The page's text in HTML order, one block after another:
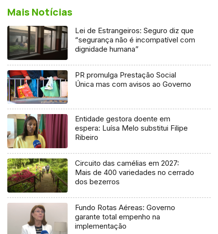
Mais Notícias
Lei de Estrangeiros: Seguro diz que
“segurança não é incompatível com
dignidade humana”
PR promulga Prestação Social
Única mas com avisos ao Governo
Entidade gestora doente em
espera: Luísa Melo substitui Filipe
Ribeiro
Circuito das camélias em 2027:
Mais de 400 variedades no cerrado
dos bezerros
Fundo Rotas Aéreas: Governo
garante total empenho na
implementação